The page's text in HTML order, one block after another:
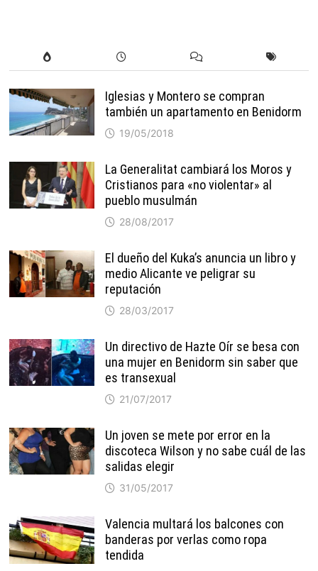
Iglesias y Montero se compran
también un apartamento en Benidorm
19/05/2018
La Generalitat cambiará los Moros y
Cristianos para «no violentar» al
pueblo musulmán
28/08/2017
El dueño del Kuka’s anuncia un libro y
medio Alicante ve peligrar su
reputación
28/03/2017
Un directivo de Hazte Oír se besa con
una mujer en Benidorm sin saber que
es transexual
21/07/2017
Un joven se mete por error en la
discoteca Wilson y no sabe cuál de las
salidas elegir
31/05/2017
Valencia multará los balcones con
banderas por verlas como ropa
tendida